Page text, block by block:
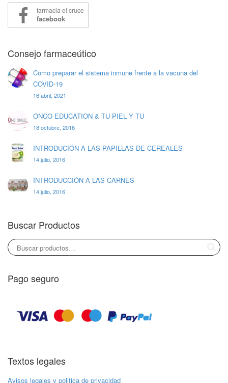
farmacia el cruce
facebook
Consejo farmaceútico
Como preparar el sistema inmune frente a la vacuna del
COVID-19
16 abril, 2021
ONCO EDUCATION & TU PIEL Y TU
18 octubre, 2016
INTRODUCIÓN A LAS PAPILLAS DE CEREALES
14 julio, 2016
INTRODUCCIÓN A LAS CARNES
14 julio, 2016
Buscar Productos
Pago seguro
Textos legales
Avisos legales y politica de privacidad